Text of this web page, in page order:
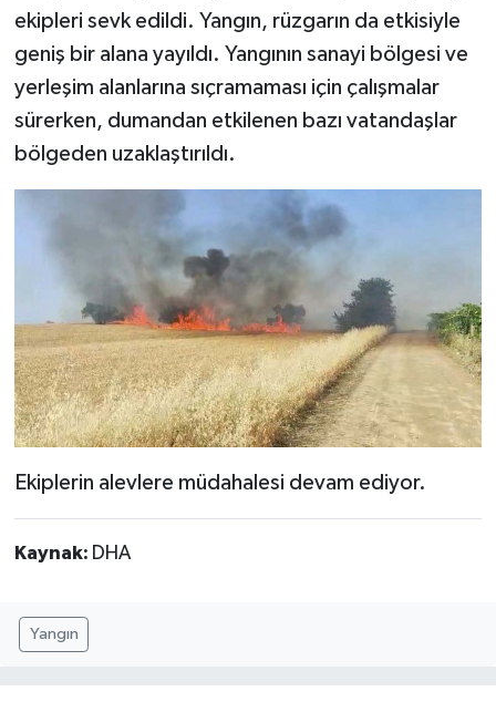
ekipleri sevk edildi. Yangın, rüzgarın da etkisiyle
geniş bir alana yayıldı. Yangının sanayi bölgesi ve
yerleşim alanlarına sıçramaması için çalışmalar
sürerken, dumandan etkilenen bazı vatandaşlar
bölgeden uzaklaştırıldı.
Ekiplerin alevlere müdahalesi devam ediyor.
Kaynak: DHA
Yangın